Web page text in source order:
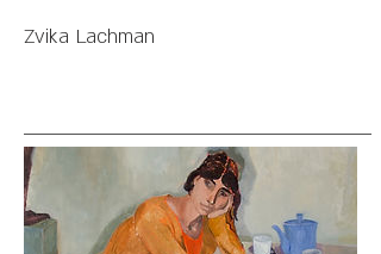
Zvika Lachman